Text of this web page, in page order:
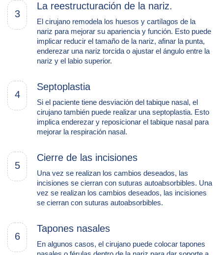
3
La reestructuración de la nariz.
El cirujano remodela los huesos y cartílagos de la
nariz para mejorar su apariencia y función. Esto puede
implicar reducir el tamaño de la nariz, afinar la punta,
enderezar una nariz torcida o ajustar el ángulo entre la
nariz y el labio superior.
4
Septoplastia
Si el paciente tiene desviación del tabique nasal, el
cirujano también puede realizar una septoplastia. Esto
implica enderezar y reposicionar el tabique nasal para
mejorar la respiración nasal.
5
Cierre de las incisiones
Una vez se realizan los cambios deseados, las
incisiones se cierran con suturas autoabsorbibles. Una
vez se realizan los cambios deseados, las incisiones
se cierran con suturas autoabsorbibles.
6
Tapones nasales
En algunos casos, el cirujano puede colocar tapones